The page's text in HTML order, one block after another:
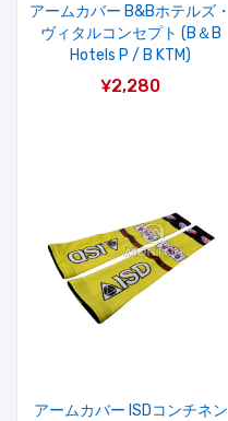
アームカバー B&Bホテルズ・
ヴィタルコンセプト (B＆B
Hotels P / B KTM)
¥2,280
アームカバー ISDコンチネン